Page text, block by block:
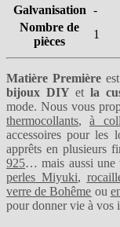
Galvanisation -
Nombre de
pièces
1
Matière Première
bijoux DIY etla
mode. Nous vous
thermocollants,à
accessoires pour les
apprêts en plusieurs
925… mais aussi une
perles Miyuki,
verre de Bohême ou
pour donner vie à vos